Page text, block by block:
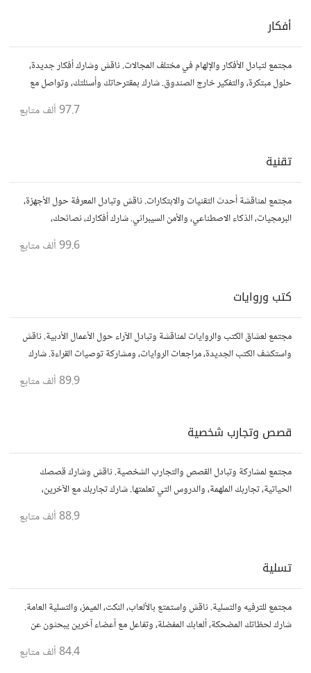
أفكار
مجتمع لتبادل الأفكار والإلهام في مختلف المجالات. ناقش وشارك أفكار جديدة،
حلول مبتكرة، والتفكير خارج الصندوق. شارك بمقترحاتك وأسئلتك، وتواصل مع
97.7 ألف متابع
تقنية
مجتمع لمناقشة أحدث التقنيات والابتكارات. ناقش وتبادل المعرفة حول الأجهزة،
البرمجيات، الذكاء الاصطناعي، والأمن السيبراني. شارك أفكارك، نصائحك،
99.6 ألف متابع
كتب وروايات
مجتمع لعشاق الكتب والروايات لمناقشة وتبادل الآراء حول الأعمال الأدبية. ناقش
واستكشف الكتب الجديدة، مراجعات الروايات، ومشاركة توصيات القراءة. شارك
89.9 ألف متابع
قصص وتجارب شخصية
مجتمع لمشاركة وتبادل القصص والتجارب الشخصية. ناقش وشارك قصصك
الحياتية، تجاربك الملهمة، والدروس التي تعلمتها. شارك تجاربك مع الآخرين،
88.9 ألف متابع
تسلية
مجتمع للترفيه والتسلية. ناقش واستمتع بالألعاب، النكت، الميمز، والتسلية العامة.
شارك لحظاتك المضحكة، ألعابك المفضلة، وتفاعل مع أعضاء آخرين يبحثون عن
84.4 ألف متابع